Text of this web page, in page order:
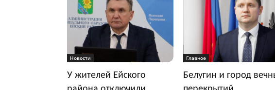
Новости
У жителей Ейского
Главное
Белугин и город